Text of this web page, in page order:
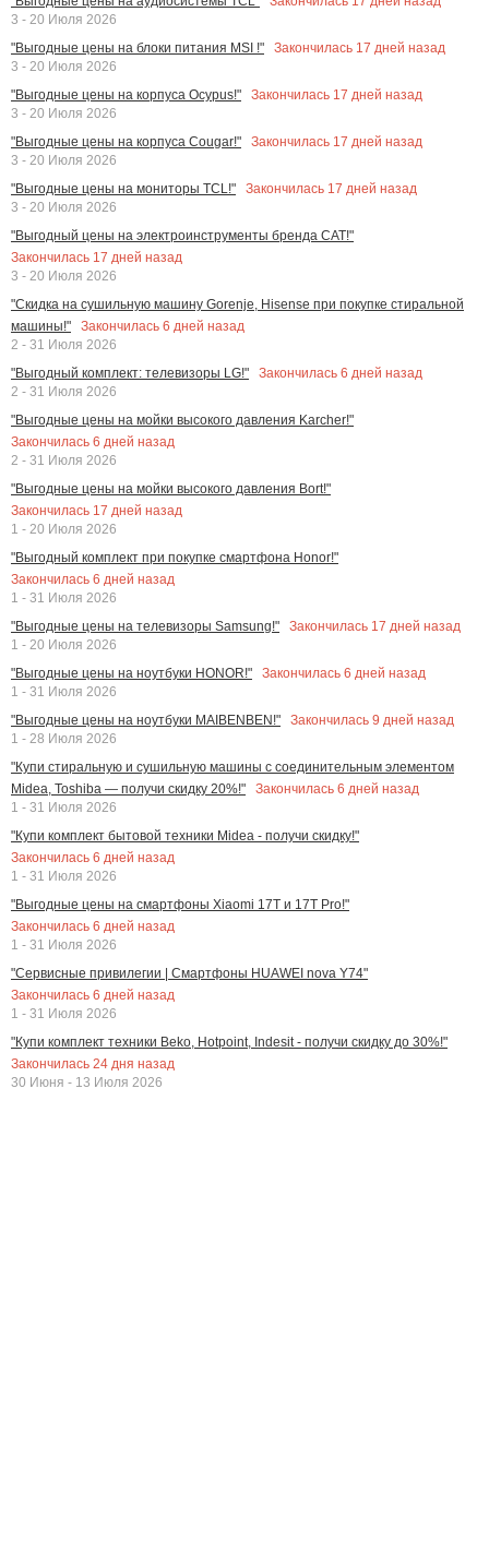
3 - 20 Июля 2026
"Выгодные цены на блоки питания MSI !"
Закончилась 17 дней назад
3 - 20 Июля 2026
"Выгодные цены на корпуса Ocypus!"
Закончилась 17 дней назад
3 - 20 Июля 2026
"Выгодные цены на корпуса Cougar!"
Закончилась 17 дней назад
3 - 20 Июля 2026
"Выгодные цены на мониторы TCL!"
Закончилась 17 дней назад
3 - 20 Июля 2026
"Выгодный цены на электроинструменты бренда CAT!"
Закончилась 17 дней назад
3 - 20 Июля 2026
"Скидка на сушильную машину Gorenje, Hisense при покупке стиральной
машины!"
Закончилась 6 дней назад
2 - 31 Июля 2026
"Выгодный комплект: телевизоры LG!"
Закончилась 6 дней назад
2 - 31 Июля 2026
"Выгодные цены на мойки высокого давления Karcher!"
Закончилась 6 дней назад
2 - 31 Июля 2026
"Выгодные цены на мойки высокого давления Bort!"
Закончилась 17 дней назад
1 - 20 Июля 2026
"Выгодный комплект при покупке смартфона Honor!"
Закончилась 6 дней назад
1 - 31 Июля 2026
"Выгодные цены на телевизоры Samsung!"
Закончилась 17 дней назад
1 - 20 Июля 2026
"Выгодные цены на ноутбуки HONOR!"
Закончилась 6 дней назад
1 - 31 Июля 2026
"Выгодные цены на ноутбуки MAIBENBEN!"
Закончилась 9 дней назад
1 - 28 Июля 2026
"Купи стиральную и сушильную машины с соединительным элементом
Midea, Toshiba — получи скидку 20%!"
Закончилась 6 дней назад
1 - 31 Июля 2026
"Купи комплект бытовой техники Midea - получи скидку!"
Закончилась 6 дней назад
1 - 31 Июля 2026
"Выгодные цены на смартфоны Xiaomi 17T и 17T Pro!"
Закончилась 6 дней назад
1 - 31 Июля 2026
"Сервисные привилегии | Смартфоны HUAWEI nova Y74"
Закончилась 6 дней назад
1 - 31 Июля 2026
"Купи комплект техники Beko, Hotpoint, Indesit - получи скидку до 30%!"
Закончилась 24 дня назад
30 Июня - 13 Июля 2026